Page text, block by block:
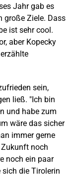
Jahr gab es
große Ziele. Dass
ist sehr cool.
aber Kopecky
sein,
ließ. "Ich bin
und habe zum
wäre das sicher
immer gerne
noch
noch ein paar
sich die Tirolerin